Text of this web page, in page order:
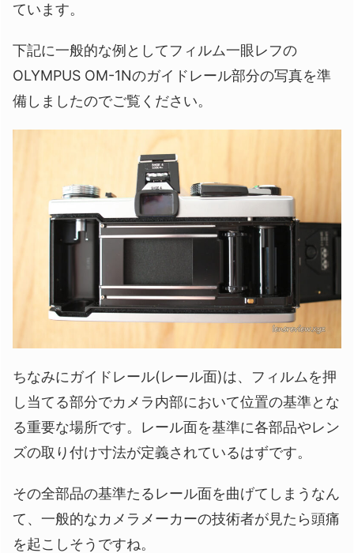
ています。
下記に一般的な例としてフィルム一眼レフの
OLYMPUS OM-1Nのガイドレール部分の写真を準
備しましたのでご覧ください。
ちなみにガイドレール(レール面)は、フィルムを押
し当てる部分でカメラ内部において位置の基準とな
る重要な場所です。レール面を基準に各部品やレン
ズの取り付け寸法が定義されているはずです。
その全部品の基準たるレール面を曲げてしまうなん
て、一般的なカメラメーカーの技術者が見たら頭痛
を起こしそうですね。